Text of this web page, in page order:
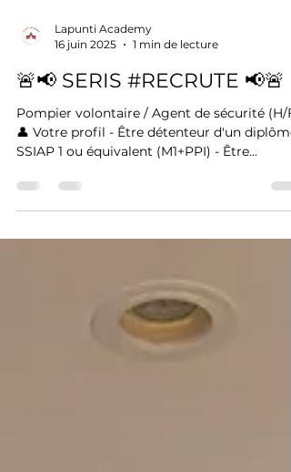
16 juin 2025
1 min de lecture
🚨📢 SERIS #RECRUTE 📢🚨
Pompier volontaire / Agent de sécurité (H/F)
SSIAP 1 ou équivalent (M1+PPI) - Être...